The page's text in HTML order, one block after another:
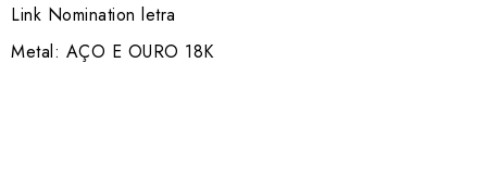
Link Nomination letra
Metal: AÇO E OURO 18K